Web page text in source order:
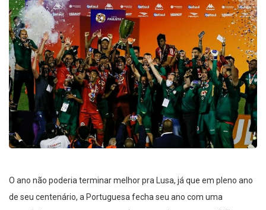
O ano não poderia terminar melhor pra Lusa, já que em pleno ano
de seu centenário, a Portuguesa fecha seu ano com uma